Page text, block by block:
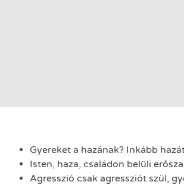
Gyereket a hazának? Inkább
Isten, haza, családon belüli
Agresszió csak agressziót szül,